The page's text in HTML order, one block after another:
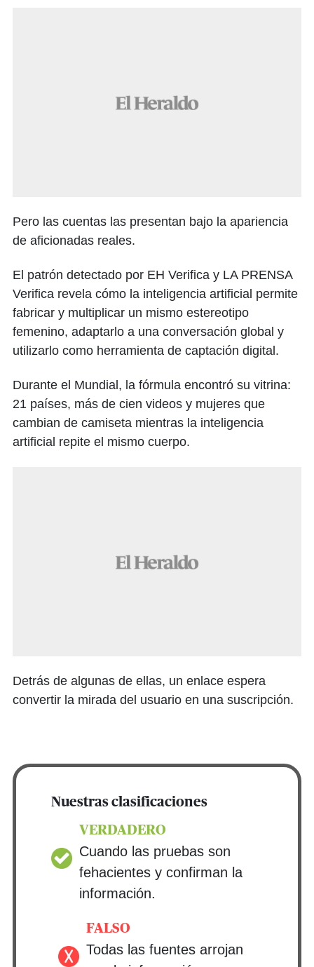
Pero las cuentas las presentan bajo la apariencia
de aficionadas reales.
El patrón detectado por EH Verifica y LA PRENSA
Verifica revela cómo la inteligencia artificial permite
fabricar y multiplicar un mismo estereotipo
femenino, adaptarlo a una conversación global y
utilizarlo como herramienta de captación digital.
Durante el Mundial, la fórmula encontró su vitrina:
21 países, más de cien videos y mujeres que
cambian de camiseta mientras la inteligencia
artificial repite el mismo cuerpo.
Detrás de algunas de ellas, un enlace espera
convertir la mirada del usuario en una suscripción.
Nuestras clasificaciones
VERDADERO
Cuando las pruebas son
fehacientes y confirman la
información.
FALSO
Todas las fuentes arrojan